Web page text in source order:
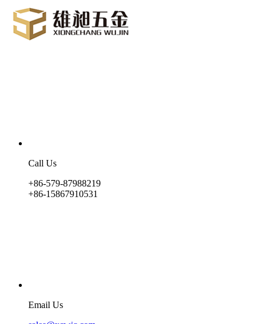
Call Us
+86-579-87988219
+86-15867910531
Email Us